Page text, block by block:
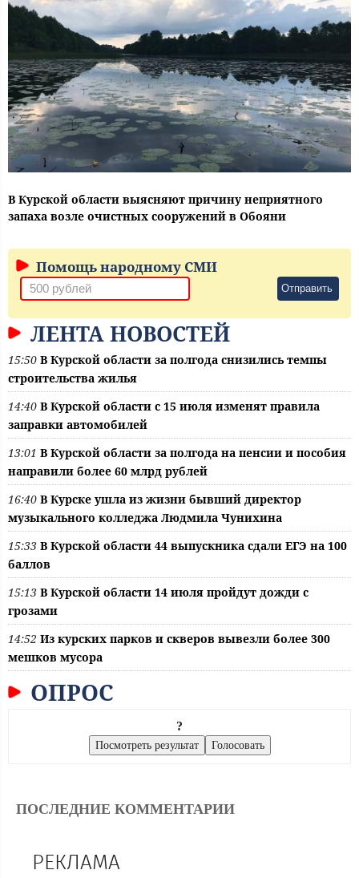
В Курской области выясняют причину неприятного
запаха возле очистных сооружений в Обояни
Помощь народному СМИ
Отправить
ЛЕНТА НОВОСТЕЙ
15:50 В Курской области за полгода снизились темпы
строительства жилья
14:40 В Курской области с 15 июля изменят правила
заправки автомобилей
13:01 В Курской области за полгода на пенсии и пособия
направили более 60 млрд рублей
16:40 В Курске ушла из жизни бывший директор
музыкального колледжа Людмила Чунихина
15:33 В Курской области 44 выпускника сдали ЕГЭ на 100
баллов
15:13 В Курской области 14 июля пройдут дожди с
грозами
14:52 Из курских парков и скверов вывезли более 300
мешков мусора
ОПРОС
?
ПОСЛЕДНИЕ КОММЕНТАРИИ
РЕКЛАМА